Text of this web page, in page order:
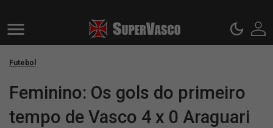
Futebol
Feminino: Os gols do primeiro
tempo de Vasco 4 x 0 Araguari